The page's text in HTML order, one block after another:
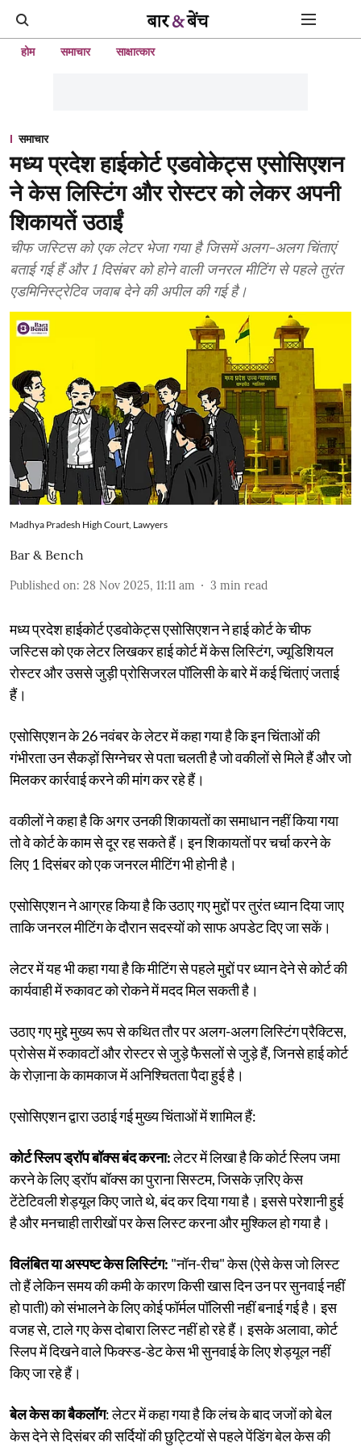
होम समाचार साक्षात्कार
समाचार
मध्य प्रदेश हाईकोर्ट एडवोकेट्स एसोसिएशन
ने केस लिस्टिंग और रोस्टर को लेकर अपनी
शिकायतें उठाईं
चीफ जस्टिस को एक लेटर भेजा गया है जिसमें अलग-अलग चिंताएं
बताई गई हैं और 1 दिसंबर को होने वाली जनरल मीटिंग से पहले तुरंत
एडमिनिस्ट्रेटिव जवाब देने की अपील की गई है।
Madhya Pradesh High Court, Lawyers
Bar & Bench
Published on: 28 Nov 2025, 11:11 am 3 min read
मध्य प्रदेश हाईकोर्ट एडवोकेट्स एसोसिएशन ने हाई कोर्ट के चीफ
जस्टिस को एक लेटर लिखकर हाई कोर्ट में केस लिस्टिंग, ज्यूडिशियल
रोस्टर और उससे जुड़ी प्रोसिजरल पॉलिसी के बारे में कई चिंताएं जताई
हैं।
एसोसिएशन के 26 नवंबर के लेटर में कहा गया है कि इन चिंताओं की
गंभीरता उन सैकड़ों सिग्नेचर से पता चलती है जो वकीलों से मिले हैं और जो
मिलकर कार्रवाई करने की मांग कर रहे हैं।
वकीलों ने कहा है कि अगर उनकी शिकायतों का समाधान नहीं किया गया
तो वे कोर्ट के काम से दूर रह सकते हैं। इन शिकायतों पर चर्चा करने के
लिए 1 दिसंबर को एक जनरल मीटिंग भी होनी है।
एसोसिएशन ने आग्रह किया है कि उठाए गए मुद्दों पर तुरंत ध्यान दिया जाए
ताकि जनरल मीटिंग के दौरान सदस्यों को साफ अपडेट दिए जा सकें।
लेटर में यह भी कहा गया है कि मीटिंग से पहले मुद्दों पर ध्यान देने से कोर्ट की
कार्यवाही में रुकावट को रोकने में मदद मिल सकती है।
उठाए गए मुद्दे मुख्य रूप से कथित तौर पर अलग-अलग लिस्टिंग प्रैक्टिस,
प्रोसेस में रुकावटों और रोस्टर से जुड़े फैसलों से जुड़े हैं, जिनसे हाई कोर्ट
के रोज़ाना के कामकाज में अनिश्चितता पैदा हुई है।
एसोसिएशन द्वारा उठाई गई मुख्य चिंताओं में शामिल हैं:
कोर्ट स्लिप ड्रॉप बॉक्स बंद करना:लेटर में लिखा है कि कोर्ट स्लिप जमा
करने के लिए ड्रॉप बॉक्स का पुराना सिस्टम, जिसके ज़रिए केस
टेंटेटिवली शेड्यूल किए जाते थे, बंद कर दिया गया है। इससे परेशानी हुई
है और मनचाही तारीखों पर केस लिस्ट करना और मुश्किल हो गया है।
विलंबित या अस्पष्ट केस लिस्टिंग: "नॉन-रीच" केस (ऐसे केस जो लिस्ट
तो हैं लेकिन समय की कमी के कारण किसी खास दिन उन पर सुनवाई नहीं
हो पाती) को संभालने के लिए कोई फॉर्मल पॉलिसी नहीं बनाई गई है। इस
वजह से, टाले गए केस दोबारा लिस्ट नहीं हो रहे हैं। इसके अलावा, कोर्ट
स्लिप में दिखने वाले फिक्स्ड-डेट केस भी सुनवाई के लिए शेड्यूल नहीं
किए जा रहे हैं।
बेल केस का बैकलॉग: लेटर में कहा गया है कि लंच के बाद जजों को बेल
केस देने से दिसंबर की सर्दियों की छुट्टियों से पहले पेंडिंग बेल केस की